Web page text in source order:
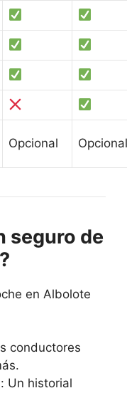
Opcional Opcional
seguro de
en Albolote
conductores
Un historial